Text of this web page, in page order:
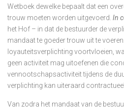
Wetboek dewelke bepaalt dat een
trouw moeten worden uitgevoerd. In
het Hof – in dat de bestuurder de
mandaat te goeder trouw uit te
loyauteitsverplichting voortvloeien,
geen activiteit mag uitoefenen die
vennootschapsactiviteit tijdens de
verplichting kan uiteraard
Van zodra het mandaat van de